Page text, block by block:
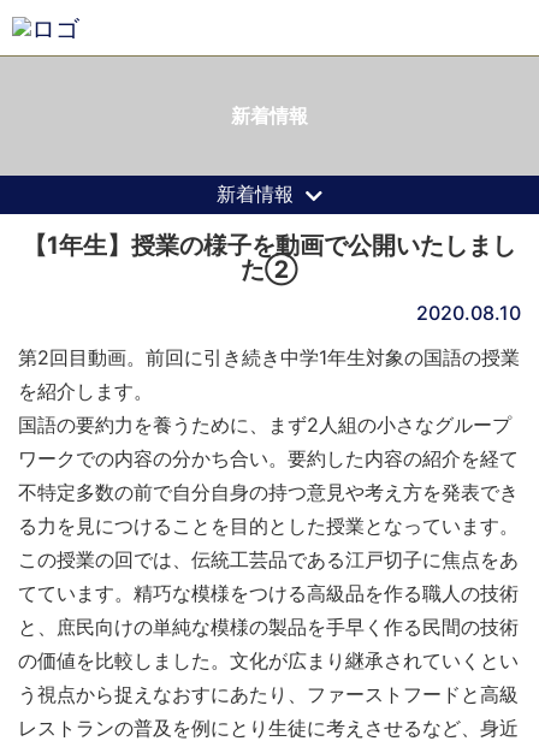
新着情報
新着情報
【1年生】授業の様子を動画で公開いたしまし
た②
2020.08.10
第2回目動画。前回に引き続き中学1年生対象の国語の授業
を紹介します。
国語の要約力を養うために、まず2人組の小さなグループ
ワークでの内容の分かち合い。要約した内容の紹介を経て
不特定多数の前で自分自身の持つ意見や考え方を発表でき
る力を見につけることを目的とした授業となっています。
この授業の回では、伝統工芸品である江戸切子に焦点をあ
てています。精巧な模様をつける高級品を作る職人の技術
と、庶民向けの単純な模様の製品を手早く作る民間の技術
の価値を比較しました。文化が広まり継承されていくとい
う視点から捉えなおすにあたり
、ファーストフードと高級
レストランの普及を例にとり生徒に考えさせるなど、身近